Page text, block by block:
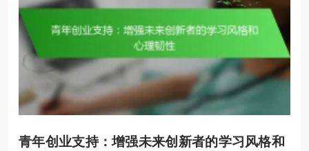
青年创业支持：增强未来创新者的学习风格和